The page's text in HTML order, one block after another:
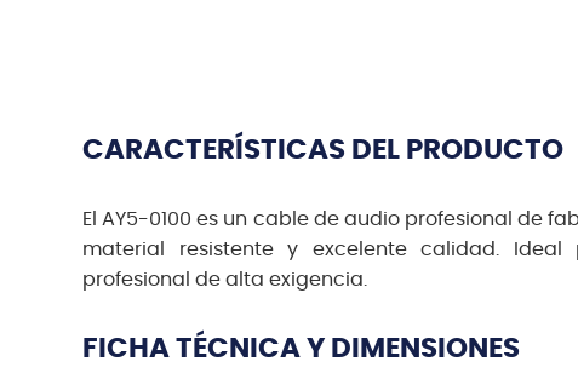
CARACTERÍSTICAS DEL PRODUCTO
El AY5-0100 es un cable de audio profesional de
material resistente y excelente calidad.
profesional de alta exigencia.
FICHA TÉCNICA Y DIMENSIONES